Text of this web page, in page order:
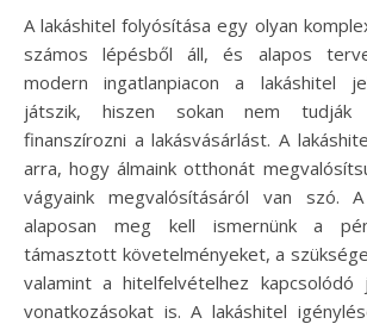
A lakáshitel folyósítása egy olyan komplex folyamat, amely
számos lépésből áll, és alapos
modern ingatlanpiacon a lakáshitel
játszik, hiszen sokan nem tudják
finanszírozni a lakásvásárlást. A
arra, hogy álmaink otthonát
vágyaink megvalósításáról van szó.
alaposan meg kell ismernünk a
támasztott követelményeket, a
valamint a hitelfelvételhez
vonatkozásokat is. A lakáshitel